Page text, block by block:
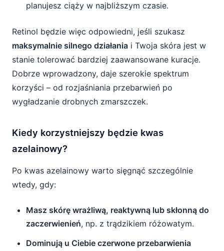
planujesz ciąży w najbliższym czasie.
Retinol będzie więc odpowiedni, jeśli szukasz
maksymalnie silnego działania i Twoja skóra jest w
stanie tolerować bardziej zaawansowane kuracje.
Dobrze wprowadzony, daje szerokie spektrum
korzyści – od rozjaśniania przebarwień po
wygładzanie drobnych zmarszczek.
Kiedy korzystniejszy będzie kwas
azelainowy?
Po kwas azelainowy warto sięgnąć szczególnie
wtedy, gdy:
Masz skórę wrażliwą, reaktywną lub skłonną do
zaczerwienień, np. z trądzikiem różowatym.
Dominują u Ciebie czerwone przebarwienia